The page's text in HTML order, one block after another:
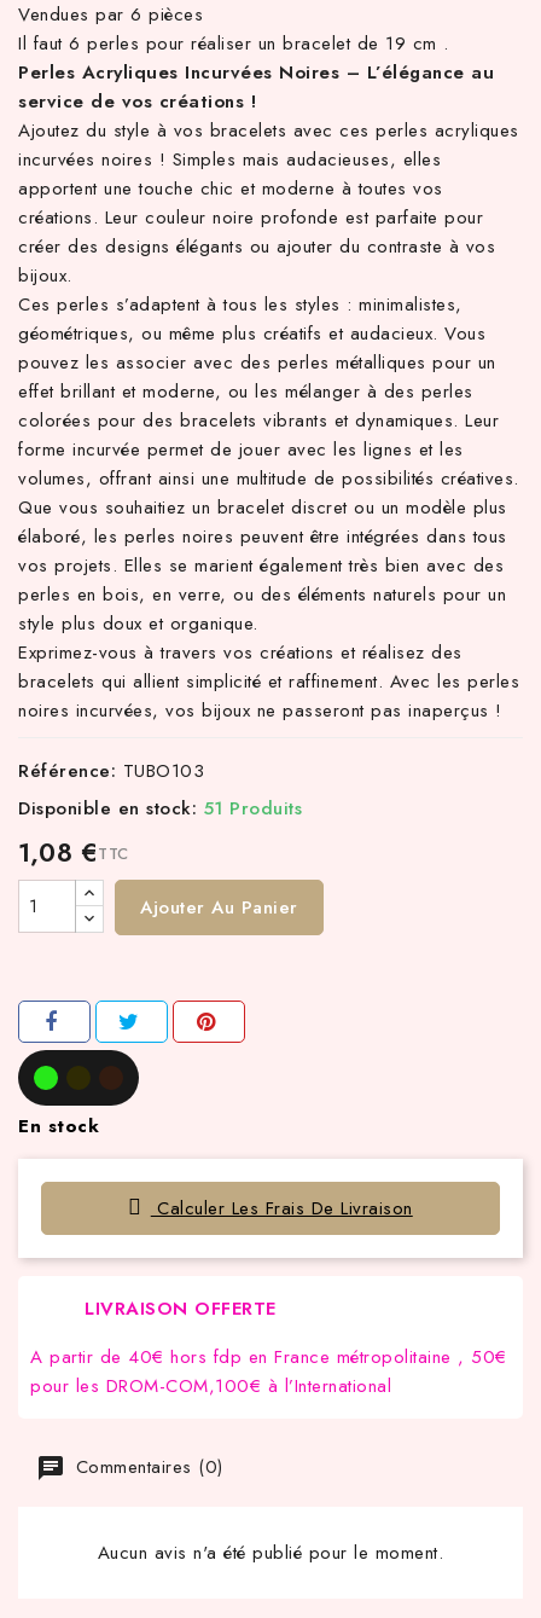
d'achat hors frais de port en France métropolitaine ! À
Vendues par 6 pièces
Il faut 6 perles pour réaliser un bracelet de 19 cm .
Perles Acryliques Incurvées Noires – L’élégance au
service de vos créations !
Ajoutez du style à vos bracelets avec ces perles acryliques
incurvées noires ! Simples mais audacieuses, elles
apportent une touche chic et moderne à toutes vos
créations. Leur couleur noire profonde est parfaite pour
créer des designs élégants ou ajouter du contraste à vos
bijoux.
Ces perles s’adaptent à tous les styles : minimalistes,
géométriques, ou même plus créatifs et audacieux. Vous
pouvez les associer avec des perles métalliques pour un
effet brillant et moderne, ou les mélanger à des perles
colorées pour des bracelets vibrants et dynamiques. Leur
forme incurvée permet de jouer avec les lignes et les
volumes, offrant ainsi une multitude de possibilités créatives.
Que vous souhaitiez un bracelet discret ou un modèle plus
élaboré, les perles noires peuvent être intégrées dans tous
vos projets. Elles se marient également très bien avec des
perles en bois, en verre, ou des éléments naturels pour un
style plus doux et organique.
Exprimez-vous à travers vos créations et réalisez des
bracelets qui allient simplicité et raffinement. Avec les perles
noires incurvées, vos bijoux ne passeront pas inaperçus !
Référence: TUBO103
Disponible en stock: 51 Produits
1,08 €TTC
Ajouter Au Panier
En stock
Calculer Les Frais De Livraison
LIVRAISON OFFERTE
A partir de 40€ hors fdp en France métropolitaine , 50€
pour les DROM-COM,100€ à l’International
Commentaires (0)
Aucun avis n'a été publié pour le moment.